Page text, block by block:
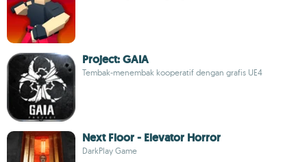
Project: GAIA
Tembak-menembak kooperatif dengan grafis UE4
Next Floor - Elevator Horror
DarkPlay Game